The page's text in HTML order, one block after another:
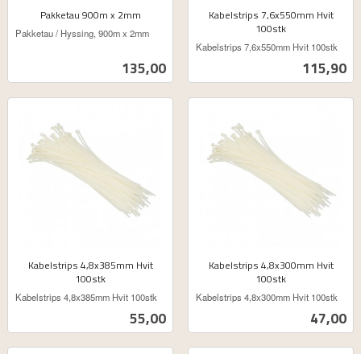
Pakketau 900m x 2mm
Pris
135,00
ekskl.
Pakketau / Hyssing, 900m x 2mm
Kabelstrips 7,6x550mm Hvit
100stk
Pris
115,90
ekskl.
Kabelstrips 7,6x550mm Hvit 100stk
Kabelstrips 4,8x385mm Hvit
100stk
Pris
55,00
ekskl.
Kabelstrips 4,8x385mm Hvit 100stk
Kabelstrips 4,8x300mm Hvit
100stk
Pris
47,00
ekskl.
Kabelstrips 4,8x300mm Hvit 100stk